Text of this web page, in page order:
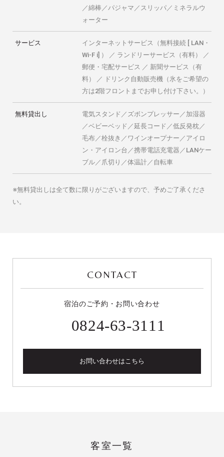
／綿棒／パジャマ／スリッパ／ミネラルウ
ォーター
サービス
インターネットサービス（無料接続 [ LAN・
Wi-F i] ） ／ ランドリーサービス（有料） ／
郵便・宅配サービス ／ 新聞サービス（有
料） ／ ドリンク自動販売機（氷をご希望の
方は2階フロントまでお申し付け下さい。）
無料貸出し
電気スタンド／ズボンプレッサー／加湿器
／ベビーベッド／延長コード／低反発枕／
毛布／栓抜き／ワインオープナー／アイロ
ン・アイロン台／携帯電話充電器／LANケー
ブル／爪切り／体温計／自転車
※無料貸出しは全て数に限りがございますので、予めご了承くださ
い。
CONTACT
宿泊のご予約・お問い合わせ
0824-63-3111
お問い合わせはこちら
客室一覧